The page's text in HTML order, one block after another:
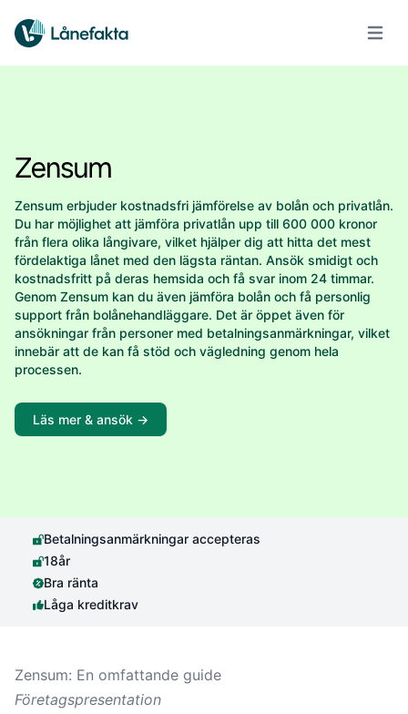
Zensum erbjuder kostnadsfri jämförelse av bolån och privatlån.
Du har möjlighet att jämföra privatlån upp till 600 000 kronor
från flera olika långivare, vilket hjälper dig att hitta det mest
fördelaktiga lånet med den lägsta räntan. Ansök smidigt och
kostnadsfritt på deras hemsida och få svar inom 24 timmar.
Genom Zensum kan du även jämföra bolån och få personlig
support från bolånehandläggare. Det är öppet även för
ansökningar från personer med betalningsanmärkningar, vilket
innebär att de kan få stöd och vägledning genom hela
processen.
Läs mer & ansök ->
Betalningsanmärkningar accepteras
18år
Bra ränta
Låga kreditkrav
Zensum: En omfattande guide
Företagspresentation